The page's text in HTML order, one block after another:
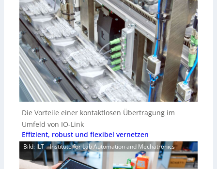
Die Vorteile einer kontaktlosen Übertragung im
Umfeld von IO-Link
Effizient, robust und flexibel vernetzen
Bild: ILT – Institute for Lab Automation and Mechatronics